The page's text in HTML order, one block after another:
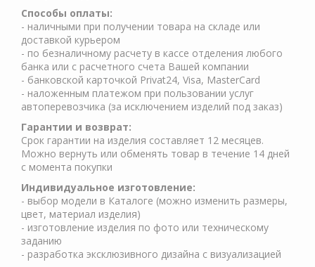
Способы оплаты:
- наличными при получении товара на складе или
доставкой курьером
- по безналичному расчету в кассе отделения любого
банка или с расчетного счета Вашей компании
- банковской карточкой Privat24, Visa, MasterCard
- наложенным платежом при пользовании услуг
автоперевозчика (за исключением изделий под заказ)
Гарантии и возврат:
Срок гарантии на изделия составляет 12 месяцев.
Можно вернуть или обменять товар в течение 14 дней
с момента покупки
Индивидуальное изготовление:
- выбор модели в Каталоге (можно изменить размеры,
цвет, материал изделия)
- изготовление изделия по фото или техническому
заданию
- разработка эксклюзивного дизайна с визуализацией